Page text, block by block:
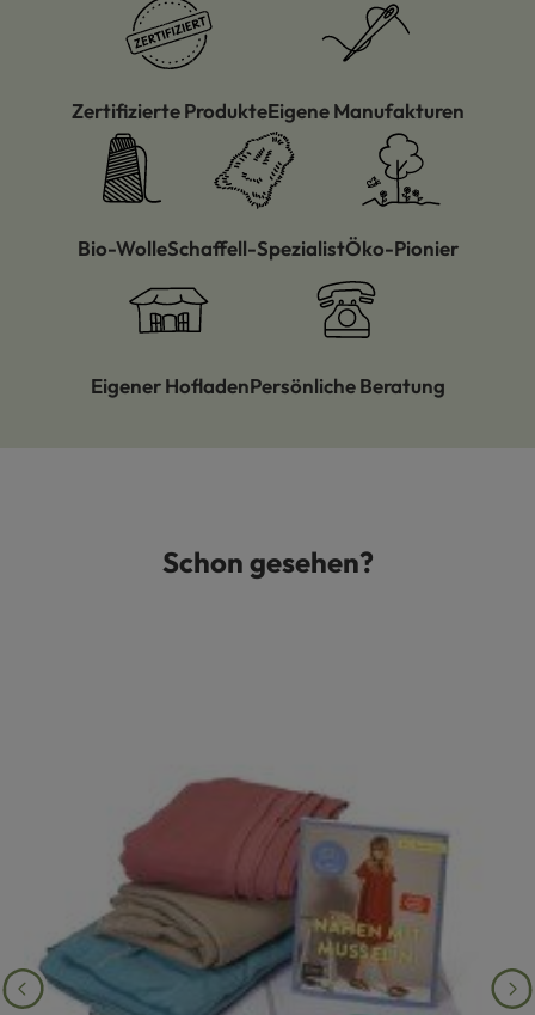
Zertifizierte ProdukteEigene Manufakturen
Bio-WolleSchaffell-SpezialistÖko-Pionier
Eigener HofladenPersönliche Beratung
Produktgalerie überspringenSchon gesehen?